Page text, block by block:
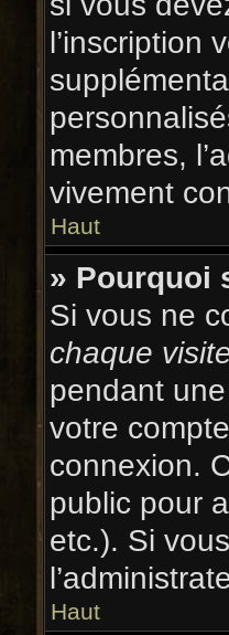
l’inscription
membres,
vivement
Haut
» Pourquoi
Si vous ne
chaque
pendant
votre
connexion.
public pour
etc.). Si
Haut